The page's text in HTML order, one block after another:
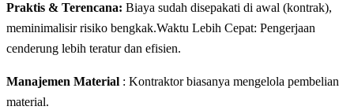
Praktis & Terencana: Biaya sudah disepakati di awal (kontrak),
meminimalisir risiko bengkak.Waktu Lebih Cepat: Pengerjaan
cenderung lebih teratur dan efisien.
Manajemen Material : Kontraktor biasanya mengelola pembelian
material.